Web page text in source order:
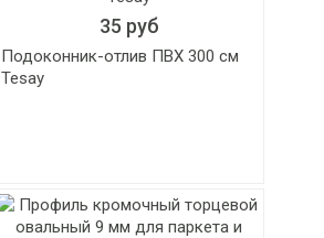
35 руб
Подоконник-отлив ПВХ 300 см
Tesay